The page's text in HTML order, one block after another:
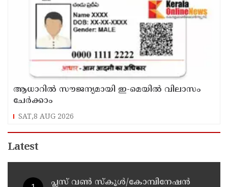
ആധാറിൽ സൗജന്യമായി ഇ-മെയിൽ വിലാസം
ചേർക്കാം
SAT,8 AUG 2026
Latest
പ്ലസ് വൺ സ്‌കൂൾ/കോമ്പിനേഷൻ